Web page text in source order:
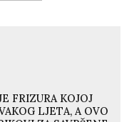
FRIZURA KOJOJ
LJETA, A OVO